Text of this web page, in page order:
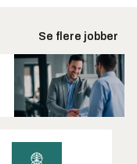
Se flere jobber